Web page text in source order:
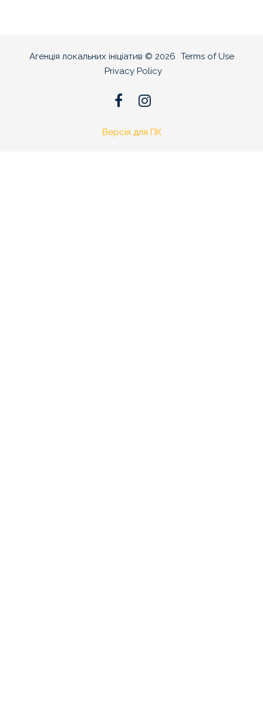
Агенція локальних ініціатив © 2026 Terms of Use
Privacy Policy
Версія для ПК